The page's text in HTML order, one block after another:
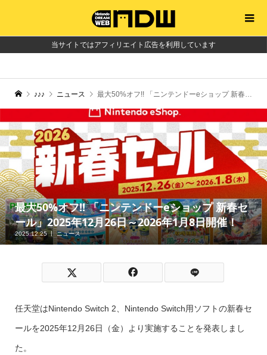
当サイトではアフィリエイト広告を利用しています
♪♪♪ ニュース 最大50%オフ!! 「ニンテンドーeショップ 新春セール」2025年12月26日～2026年1月8日開催！
最大50%オフ!! 「ニンテンドーeショップ 新春セ
ール」2025年12月26日～2026年1月8日開催！
2025.12.25 ニュース
任天堂はNintendo Switch 2、Nintendo Switch用ソフトの新春セ
ールを2025年12月26日（金）より実施することを発表しまし
た。